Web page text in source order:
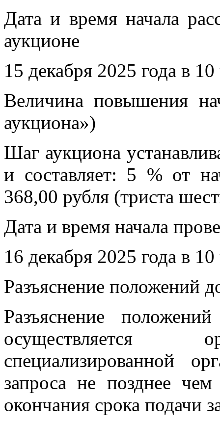
Дата и время начала
аукционе
15 декабря 2025 года в
Величина повышения
аукциона»)
Шаг аукциона
и составляет: 5 % от
368,00 рубля (триста
Дата и время начала
16 декабря 2025 года в
Разъяснение положений
Разъяснение
осуществляется
специализированной
запроса не позднее
окончания срока подачи